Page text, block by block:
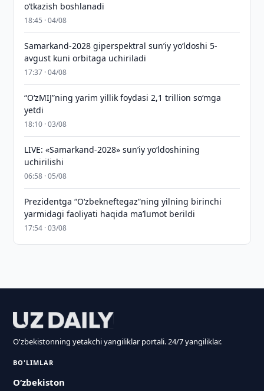
o‘tkazish boshlanadi
18:45 · 04/08
Samarkand-2028 giperspektral sun’iy yo‘ldoshi 5-
avgust kuni orbitaga uchiriladi
17:37 · 04/08
“O‘zMIJ”ning yarim yillik foydasi 2,1 trillion so‘mga
yetdi
18:10 · 03/08
LIVE: «Samarkand-2028» sun’iy yo‘ldoshining
uchirilishi
06:58 · 05/08
Prezidentga “Oʻzbekneftegaz”ning yilning birinchi
yarmidagi faoliyati haqida maʼlumot berildi
17:54 · 03/08
O'zbekistonning yetakchi yangiliklar portali. 24/7 yangiliklar.
BO'LIMLAR
O‘zbekiston